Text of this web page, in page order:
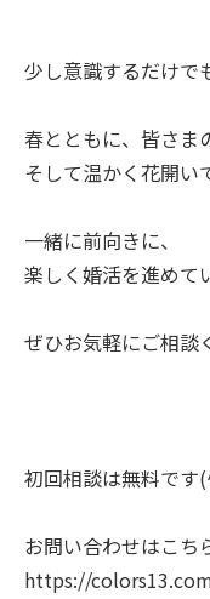
少し意識するだけで
春とともに、皆さま
そして温かく花開い
一緒に前向きに、
楽しく婚活を進めて
ぜひお気軽にご相談
初回相談は無料で
お問い合わせはこち
https://